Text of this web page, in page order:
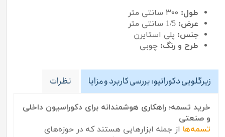
طول: ۳۰۰ سانتی متر
عرض: 1/5 سانتی متر
جنس: پلی استایرن
طرح و رنگ: چوبی
زیرگلویی دکوراتیو: بررسی کاربرد و مزایا نظرات
خرید تسمه؛ راهکاری هوشمندانه برای دکوراسیون داخلی
و صنعتی
تسمه‌ها از جمله ابزارهایی هستند که در حوزه‌های